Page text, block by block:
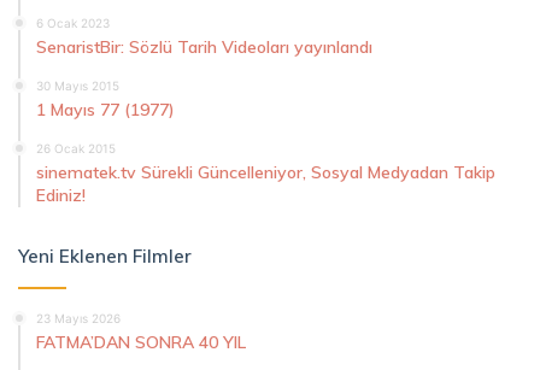
6 Ocak 2023
SenaristBir: Sözlü Tarih Videoları yayınlandı
30 Mayıs 2015
1 Mayıs 77 (1977)
26 Ocak 2015
sinematek.tv Sürekli Güncelleniyor, Sosyal Medyadan Takip
Ediniz!
Yeni Eklenen Filmler
23 Mayıs 2026
FATMA’DAN SONRA 40 YIL